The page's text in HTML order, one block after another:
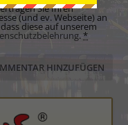
Sie Ihren
(und ev. Webseite) an
diese auf unserem
.*